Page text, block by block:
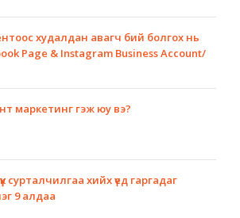
худалдан авагч бий болгох нь
Page & Instagram Business Account/
маркетинг гэж юу вэ?
сурталчилгаа хийх үед гаргадаг
9 алдаа